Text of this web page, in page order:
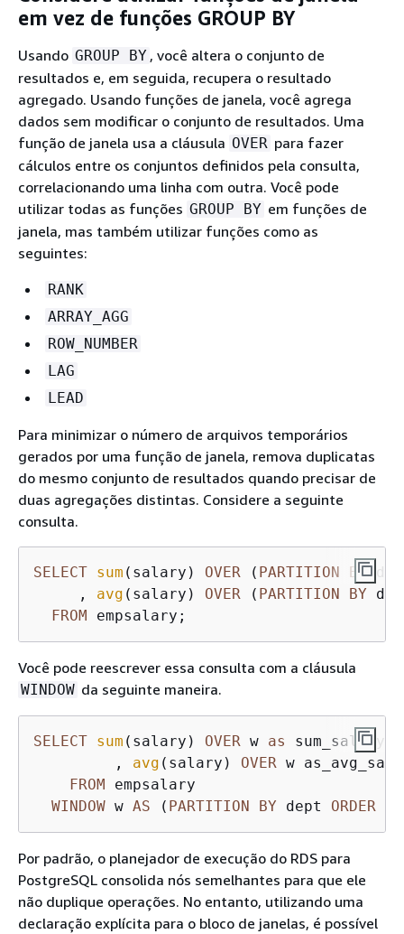
em vez de funções GROUP BY
Usando GROUP BY , você altera o conjunto de
resultados e, em seguida, recupera o resultado
agregado. Usando funções de janela, você agrega
dados sem modificar o conjunto de resultados. Uma
função de janela usa a cláusula OVER para fazer
cálculos entre os conjuntos definidos pela consulta,
correlacionando uma linha com outra. Você pode
utilizar todas as funções GROUP BY em funções de
janela, mas também utilizar funções como as
seguintes:
RANK
ARRAY_AGG
ROW_NUMBER
LAG
LEAD
Para minimizar o número de arquivos temporários
gerados por uma função de janela, remova duplicatas
do mesmo conjunto de resultados quando precisar de
duas agregações distintas. Considere a seguinte
consulta.
SELECT sum (salary) OVER ( PARTITION BY
     ,
avg (salary) OVER ( PARTITION BY
FROM
empsalary;
Você pode reescrever essa consulta com a cláusula
WINDOW da seguinte maneira.
SELECT sum (salary) OVER w as
sum_salary
         ,
avg (salary) OVER w
FROM
empsalary
WINDOW w AS ( PARTITION BY dept ORDER
Por padrão, o planejador de execução do RDS para
PostgreSQL consolida nós semelhantes para que ele
não duplique operações. No entanto, utilizando uma
declaração explícita para o bloco de janelas, é possível